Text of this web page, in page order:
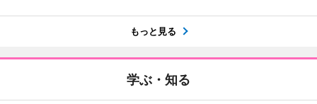
もっと見る
学ぶ・知る